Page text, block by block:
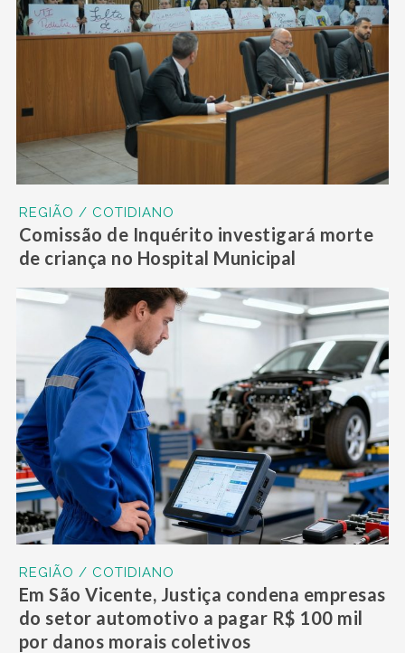
REGIÃO / COTIDIANO
Comissão de Inquérito investigará morte
de criança no Hospital Municipal
REGIÃO / COTIDIANO
Em São Vicente, Justiça condena empresas
do setor automotivo a pagar R$ 100 mil
por danos morais coletivos